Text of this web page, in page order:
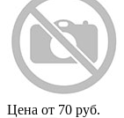
Цена от 70 руб.